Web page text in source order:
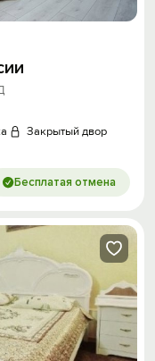
Закрытый двор
Бесплатая отмена